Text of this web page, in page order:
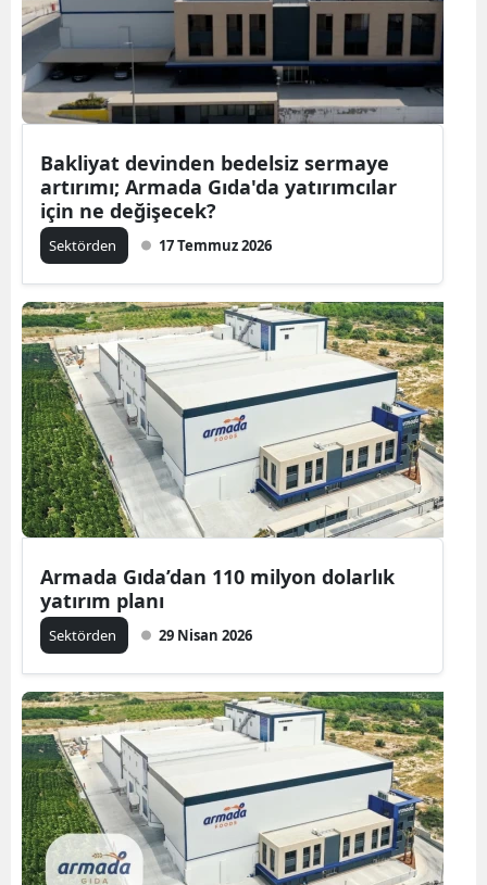
Bakliyat devinden bedelsiz sermaye
artırımı; Armada Gıda'da yatırımcılar
için ne değişecek?
Sektörden 17 Temmuz 2026
Armada Gıda’dan 110 milyon dolarlık
yatırım planı
Sektörden 29 Nisan 2026